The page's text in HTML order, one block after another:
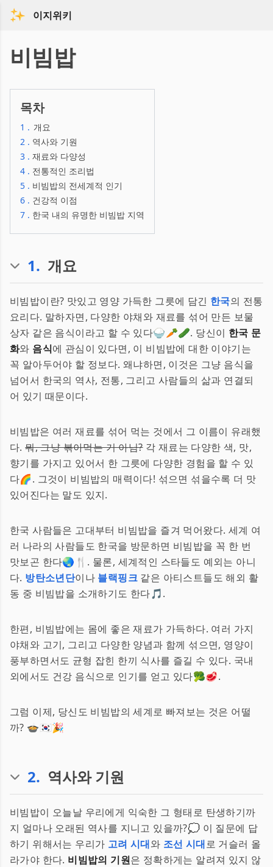
이지위키
비빔밥
목차
1 . 개요
2 . 역사와 기원
3 . 재료와 다양성
4 . 전통적인 조리법
5 . 비빔밥의 전세계적 인기
6 . 건강적 이점
7 . 한국 내의 유명한 비빔밥 지역
1. 개요
비빔밥이란? 맛있고 영양 가득한 그릇에 담긴 한국의 전통
요리다. 말하자면, 다양한 야채와 재료를 섞어 만든 보물
상자 같은 음식이라고 할 수 있다🍚🥕🥒. 당신이 한국 문
화와 음식에 관심이 있다면, 이 비빔밥에 대한 이야기는
꼭 알아두어야 할 정보다. 왜냐하면, 이것은 그냥 음식을
넘어서 한국의 역사, 전통, 그리고 사람들의 삶과 연결되
어 있기 때문이다.
비빔밥은 여러 재료를 섞어 먹는 것에서 그 이름이 유래했
다.뭐, 그냥 볶아먹는 거 아님?각 재료는 다양한 색, 맛,
향기를 가지고 있어서 한 그릇에 다양한 경험을 할 수 있
다🌈. 그것이 비빔밥의 매력이다! 섞으면 섞을수록 더 맛
있어진다는 말도 있지.
한국 사람들은 고대부터 비빔밥을 즐겨 먹어왔다. 세계 여
러 나라의 사람들도 한국을 방문하면 비빔밥을 꼭 한 번
맛보곤 한다🌏🍴. 물론, 세계적인 스타들도 예외는 아니
다. 방탄소년단이나 블랙핑크 같은 아티스트들도 해외 활
동 중 비빔밥을 소개하기도 한다🎵.
한편, 비빔밥에는 몸에 좋은 재료가 가득하다. 여러 가지
야채와 고기, 그리고 다양한 양념과 함께 섞으면, 영양이
풍부하면서도 균형 잡힌 한끼 식사를 즐길 수 있다. 국내
외에서도 건강 음식으로 인기를 얻고 있다🥦🥩.
그럼 이제, 당신도 비빔밥의 세계로 빠져보는 것은 어떨
까? 🍲🇰🇷🎉
2. 역사와 기원
비빔밥이 오늘날 우리에게 익숙한 그 형태로 탄생하기까
지 얼마나 오래된 역사를 지니고 있을까?💭 이 질문에 답
하기 위해서는 우리가 고려 시대와 조선 시대로 거슬러 올
라가야 한다. 비빔밥의 기원은 정확하게는 알려져 있지 않